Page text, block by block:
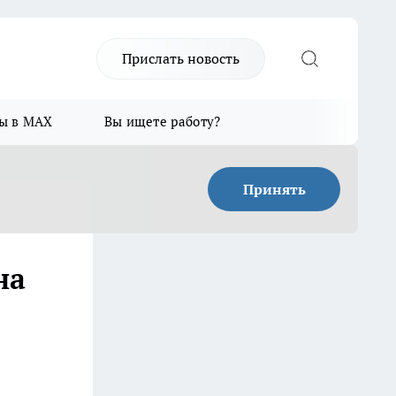
Прислать новость
в MAX Вы ищете работу?
Принять